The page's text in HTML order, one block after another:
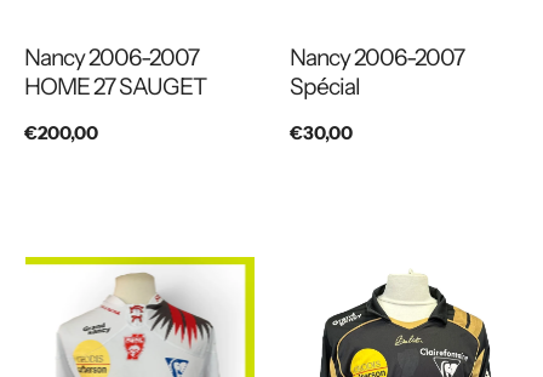
Nancy 2006-2007
HOME 27 SAUGET
Prix
€200,00
Nancy 2006-2007
Spécial
Prix
€30,00